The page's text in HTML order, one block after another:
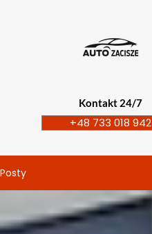
Kontakt 24/7
+48 733 018 942
Posty